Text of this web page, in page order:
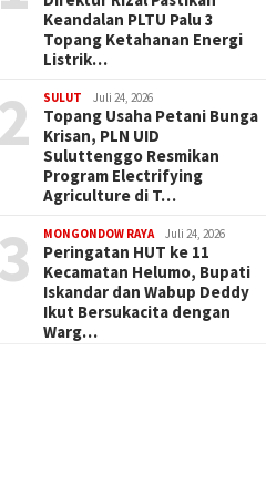
Keandalan PLTU Palu 3
Topang Ketahanan Energi
Listrik…
SULUT Juli 24, 2026
Topang Usaha Petani Bunga
Krisan, PLN UID
Suluttenggo Resmikan
Program Electrifying
Agriculture di T…
MONGONDOW RAYA Juli 24, 2026
Peringatan HUT ke 11
Kecamatan Helumo, Bupati
Iskandar dan Wabup Deddy
Ikut Bersukacita dengan
Warg…